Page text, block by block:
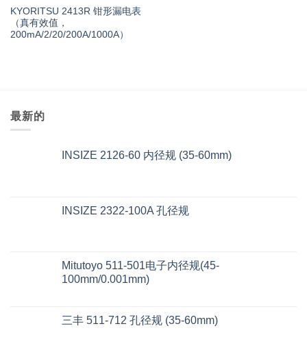
KYORITSU 2413R 钳形漏电表
（真有效值，
200mA/2/20/200A/1000A）
最新的
INSIZE 2126-60 内径规 (35-60mm)
INSIZE 2322-100A 孔径规
Mitutoyo 511-501电子内径规(45-
100mm/0.001mm)
三丰 511-712 孔径规 (35-60mm)